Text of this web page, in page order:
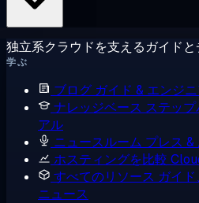
独立系クラウドを支えるガイドと
学ぶ
ブログ ガイド & エンジ
ナレッジベース ステッ
アル
ニュースルーム プレス &
ホスティングを比較
すべてのリソース ガイド
ニュース